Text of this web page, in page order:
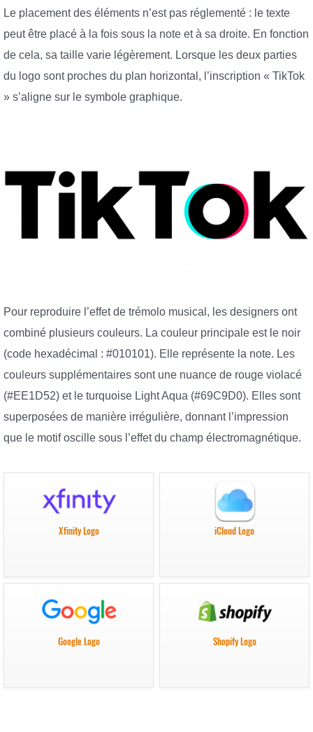
Le placement des éléments n’est pas réglementé : le texte
peut être placé à la fois sous la note et à sa droite. En fonction
de cela, sa taille varie légèrement. Lorsque les deux parties
du logo sont proches du plan horizontal, l’inscription « TikTok
» s’aligne sur le symbole graphique.
Pour reproduire l’effet de trémolo musical, les designers ont
combiné plusieurs couleurs. La couleur principale est le noir
(code hexadécimal : #010101). Elle représente la note. Les
couleurs supplémentaires sont une nuance de rouge violacé
(#EE1D52) et le turquoise Light Aqua (#69C9D0). Elles sont
superposées de manière irrégulière, donnant l’impression
que le motif oscille sous l’effet du champ électromagnétique.
Xfinity Logo iCloud Logo
Google Logo Shopify Logo